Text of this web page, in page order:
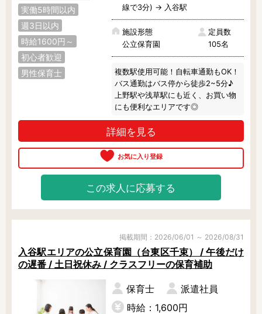
実働5時間以内
週3日以内
時給1600円～
初心者歓迎
男性保育士
線で3分) → 入谷駅
施設形態
公立保育園
定員数
105名
複数駅使用可能！自転車通勤もOK！
バス通勤はバス停から徒歩2~5分♪
上野駅や浅草駅にも近く、お買い物
にも便利なエリアです◎
詳細を見る
この求人に応募する
掲載期間：2026/06/01 ～ 2026/08/31
入谷駅エリアの公立保育園（台東区千束） / 午後だけ
の遅番 / 土日祝休み / クラスフリーの保育補助
保育士
派遣社員
時給：1,600円